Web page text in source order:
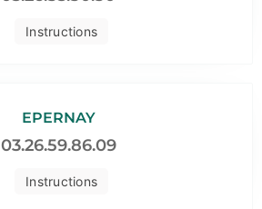
Instructions
Instructions
EPERNAY
03.26.59.86.09